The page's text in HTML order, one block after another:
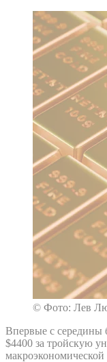
© Фото: Лев
Впервые с середины
$4400 за тройскую